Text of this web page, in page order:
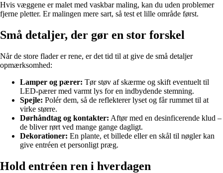
Hvis væggene er malet med vaskbar maling, kan du uden problemer
fjerne pletter. Er malingen mere sart, så test et lille område først.
Små detaljer, der gør en stor forskel
Når de store flader er rene, er det tid til at give de små detaljer
opmærksomhed:
Lamper og pærer: Tør støv af skærme og skift eventuelt til
LED-pærer med varmt lys for en indbydende stemning.
Spejle: Polér dem, så de reflekterer lyset og får rummet til at
virke større.
Dørhåndtag og kontakter: Aftør med en desinficerende klud –
de bliver rørt ved mange gange dagligt.
Dekorationer: En plante, et billede eller en skål til nøgler kan
give entréen et personligt præg.
Hold entréen ren i hverdagen